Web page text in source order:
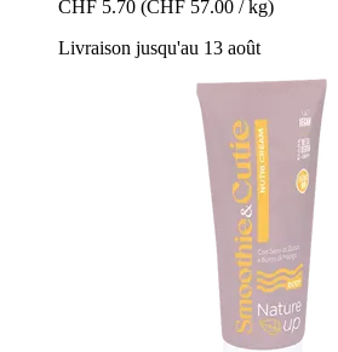
CHF 5.70 (CHF 57.00 / kg)
Livraison jusqu'au 13 août